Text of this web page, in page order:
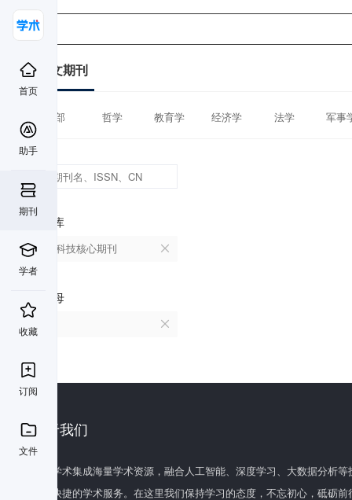
首页
助手
期刊
学者
收藏
订阅
文件
中文期刊
全部 哲学 教育学 经济学 法学 军事
数据库
中国科技核心期刊
首字母
关于我们
百度学术集成海量学术资源，融合人工智能、深度学习、大数据分析
全面快捷的学术服务。在这里我们保持学习的态度，不忘初心，砥砺前